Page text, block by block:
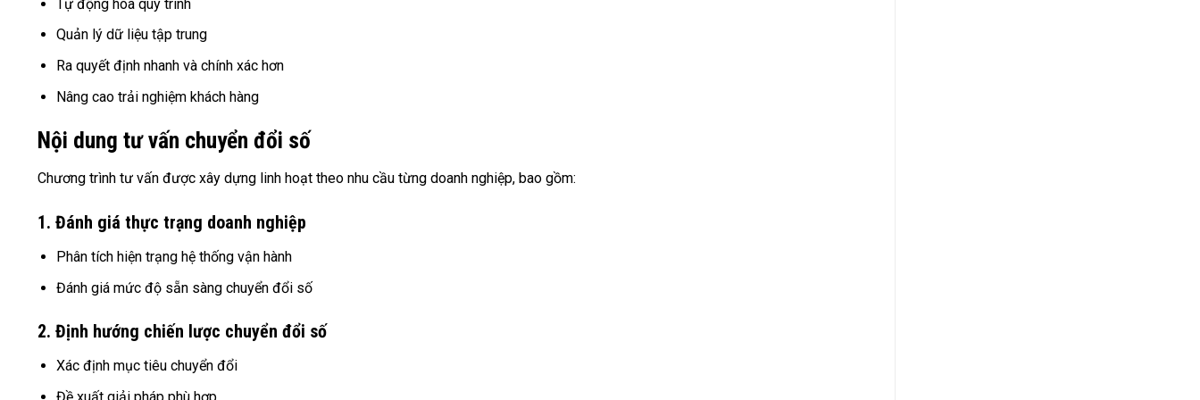
Tự động hóa quy trình
Quản lý dữ liệu tập trung
Ra quyết định nhanh và chính xác hơn
Nâng cao trải nghiệm khách hàng
Nội dung tư vấn chuyển đổi số
Chương trình tư vấn được xây dựng linh hoạt theo nhu cầu từng doanh nghiệp, bao gồm:
1. Đánh giá thực trạng doanh nghiệp
Phân tích hiện trạng hệ thống vận hành
Đánh giá mức độ sẵn sàng chuyển đổi số
2. Định hướng chiến lược chuyển đổi số
Xác định mục tiêu chuyển đổi